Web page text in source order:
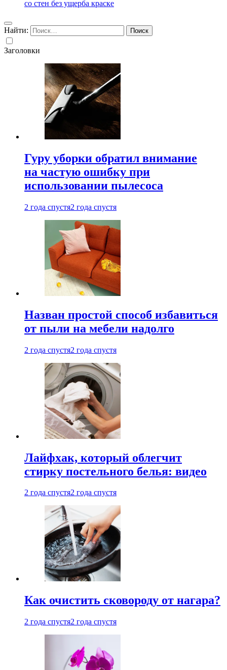
со стен без ущерба краске
Найти:
Заголовки
Гуру уборки обратил внимание
на частую ошибку при
использовании пылесоса
2 года спустя2 года спустя
Назван простой способ избавиться
от пыли на мебели надолго
2 года спустя2 года спустя
Лайфхак, который облегчит
стирку постельного белья: видео
2 года спустя2 года спустя
Как очистить сковороду от нагара?
2 года спустя2 года спустя